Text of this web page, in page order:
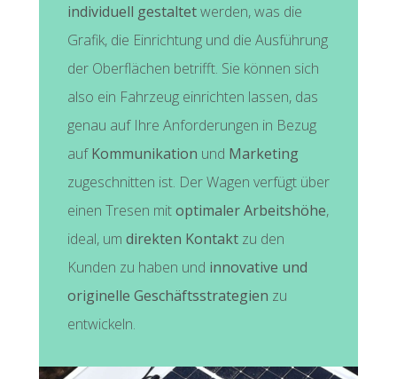
individuell gestaltetwerden, was die
Grafik, die Einrichtung und die Ausführung
der Oberflächen betrifft. Sie können sich
also ein Fahrzeug einrichten lassen, das
genau auf Ihre Anforderungen in Bezug
aufKommunikation und Marketing
zugeschnitten ist. Der Wagen verfügt über
einen Tresen mitoptimaler Arbeitshöhe,
ideal, um direkten Kontakt zu den
Kunden zu haben und innovative und
originelle Geschäftsstrategien zu
entwickeln.